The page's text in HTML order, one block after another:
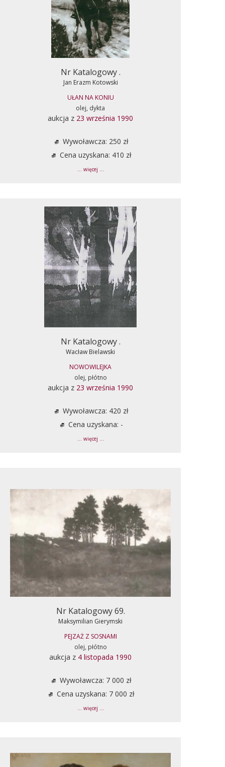
Nr Katalogowy .
Jan Erazm Kotowski
UŁAN NA KONIU
olej, dykta
aukcja z 23 września 1990
Wywoławcza: 250 zł
Cena uzyskana: 410 zł
... więcej ...
Nr Katalogowy .
Wacław Bielawski
NOWOWILEJKA
olej, płótno
aukcja z 23 września 1990
Wywoławcza: 420 zł
Cena uzyskana: -
... więcej ...
Nr Katalogowy 69.
Maksymilian Gierymski
PEJZAŻ Z SOSNAMI
olej, płótno
aukcja z 4 listopada 1990
Wywoławcza: 7 000 zł
Cena uzyskana: 7 000 zł
... więcej ...